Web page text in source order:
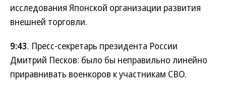
исследования Японской организации развития
внешней торговли.
9:43. Пресс-секретарь президента России
Дмитрий Песков: было бы неправильно линейно
приравнивать военкоров к участникам СВО.